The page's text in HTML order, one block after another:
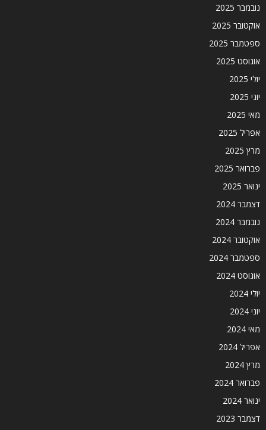
נובמבר 2025
אוקטובר 2025
ספטמבר 2025
אוגוסט 2025
יולי 2025
יוני 2025
מאי 2025
אפריל 2025
מרץ 2025
פברואר 2025
ינואר 2025
דצמבר 2024
נובמבר 2024
אוקטובר 2024
ספטמבר 2024
אוגוסט 2024
יולי 2024
יוני 2024
מאי 2024
אפריל 2024
מרץ 2024
פברואר 2024
ינואר 2024
דצמבר 2023